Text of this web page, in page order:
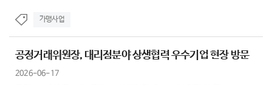
가맹사업
공정거래위원장, 대리점분야 상생협력 우수기업 현장 방문
2026-06-17